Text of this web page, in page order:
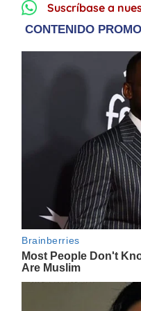
Suscríbase a